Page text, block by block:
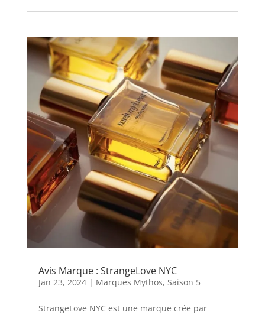
Avis Marque : StrangeLove NYC
Jan 23, 2024| Marques Mythos, Saison 5
StrangeLove NYC est une marque crée par